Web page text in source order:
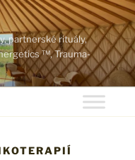
partnerské rituály,
™, Trauma-